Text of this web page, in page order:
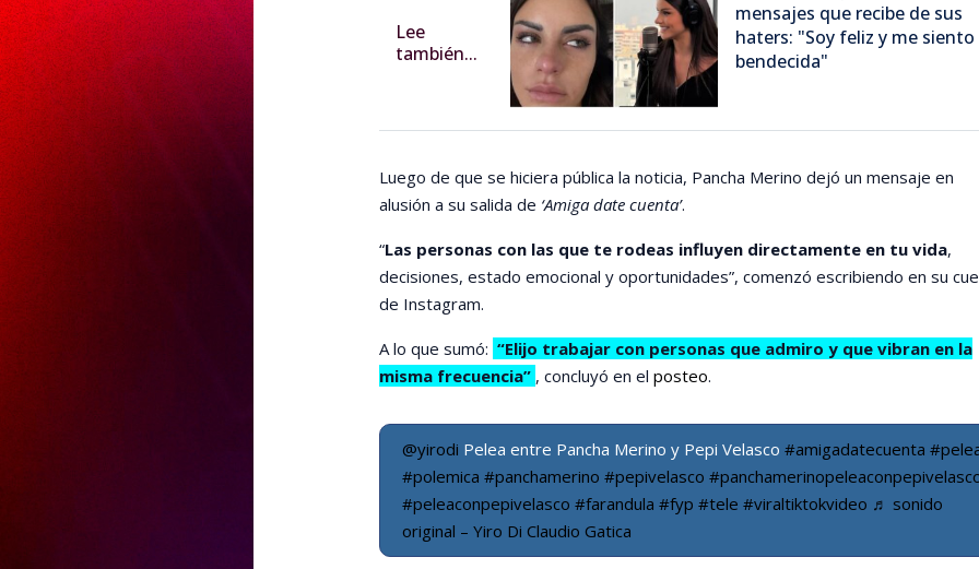
Lee
también...
mensajes que recibe de sus
haters: "Soy feliz y me siento
bendecida"
Luego de que se hiciera pública la noticia, Pancha Merino dejó un mensaje en
alusión a su salida de ‘Amiga date cuenta’.
“Las personas con las que te rodeas influyen directamente en tu vida,
decisiones, estado emocional y oportunidades”, comenzó escribiendo en su
de Instagram.
A lo que sumó: “Elijo trabajar con personas que admiro y que vibran en la
misma frecuencia” , concluyó en el posteo.
@yirodi Pelea entre Pancha Merino y Pepi Velasco #amigadatecuenta
#polemica #panchamerino #pepivelasco
#peleaconpepivelasco #farandula #fyp #tele #viraltiktokvideo ♬ sonido
original – Yiro Di Claudio Gatica